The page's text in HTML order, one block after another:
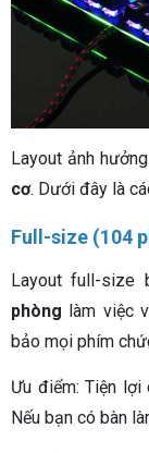
Layout ảnh
cơ. Dưới đây là
Full-size (104
Layout full-size
phòng làm việc
bảo mọi phím
Ưu điểm: Tiện lợi
Nếu bạn có bàn